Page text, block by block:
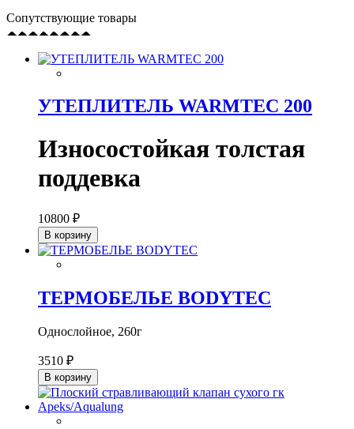
Сопутствующие товары
УТЕПЛИТЕЛЬ WARMTEC 200
Износостойкая толстая
поддевка
10800 ₽
В корзину
ТЕРМОБЕЛЬЕ BODYTEC
Однослойное, 260г
3510 ₽
В корзину